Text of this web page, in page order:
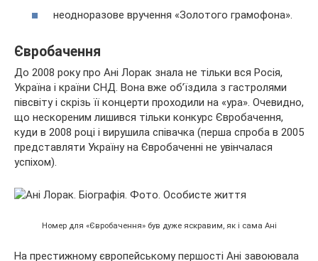
неодноразове вручення «Золотого грамофона».
Євробачення
До 2008 року про Ані Лорак знала не тільки вся Росія,
Україна і країни СНД. Вона вже об’їздила з гастролями
півсвіту і скрізь її концерти проходили на «ура». Очевидно,
що нескореним лишився тільки конкурс Євробачення,
куди в 2008 році і вирушила співачка (перша спроба в 2005
представляти Україну на Євробаченні не увінчалася
успіхом).
Номер для «Євробачення» був дуже яскравим, як і сама Ані
На престижному європейському першості Ані завоювала